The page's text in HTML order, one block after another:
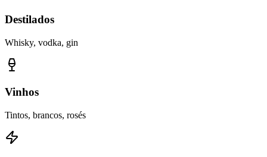
Destilados
Whisky, vodka, gin
Vinhos
Tintos, brancos, rosés